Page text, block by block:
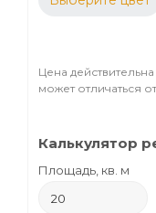
Цена
может отличаться
Калькулятор
Площадь, кв. м